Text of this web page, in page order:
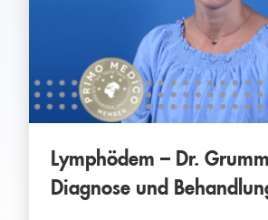
Lymphödem – Dr.
Diagnose und